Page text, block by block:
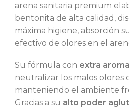
arena sanitaria premium
bentonita de alta calidad,
máxima higiene, absorción
efectivo de olores en el
Su fórmula con extra
neutralizar los malos olores
manteniendo el ambiente
Gracias a su alto poder